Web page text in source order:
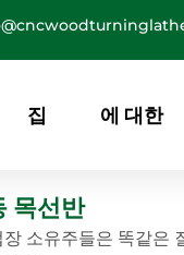
집 에 대한
목선반
소유주들은 똑같은